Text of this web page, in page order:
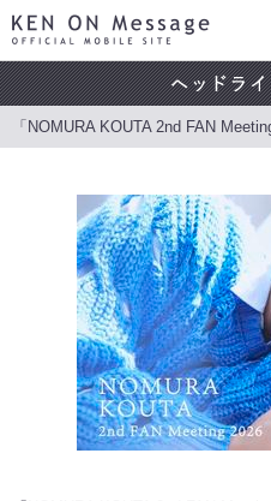
KEN
「NOMURA KOUTA 2nd FAN